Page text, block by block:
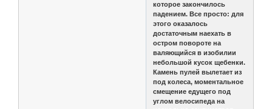
которое закончилось
падением. Все просто: для
этого оказалось
достаточным наехать в
остром повороте на
валяющийся в изобилии
небольшой кусок щебенки.
Камень пулей вылетает из
под колеса, моментальное
смещение едущего под
углом велосипеда на